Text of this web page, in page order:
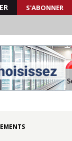
S'ABONNER